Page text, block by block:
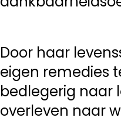
Door haar
eigen remedies
bedlegerig naar
overleven naar